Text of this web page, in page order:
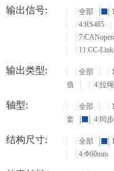
输出信号: 全部
4:RS485
7:CANopen
11:CC-Link
输出类型: 全部
值
4:拉绳
轴型: 全部
套
4:同
结构尺寸: 全部
4:Φ60mm